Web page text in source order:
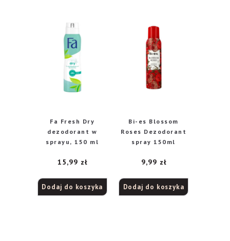
Fa Fresh Dry
dezodorant w
sprayu, 150 ml
15,99 zł
Dodaj do koszyka
Bi-es Blossom
Roses Dezodorant
spray 150ml
9,99 zł
Dodaj do koszyka